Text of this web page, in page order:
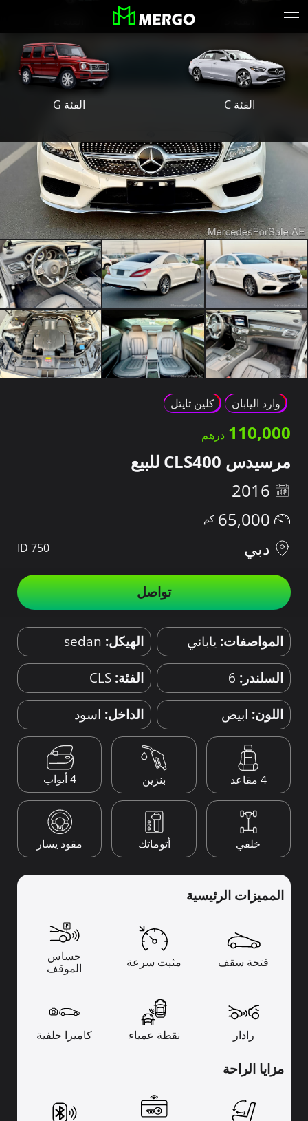
الفئة C الفئة G
وارد اليابان كلين تايتل
110,000
مرسيدس CLS400 للبيع
2016
65,000
دبي
ID 750
تواصل
المواصفات: ياباني الهيكل: sedan
السلندر: 6 الفئة: CLS
اللون: ابيض الداخل: اسود
4 مقاعد بنزين 4 أبواب
خلفي أتوماتك مقود يسار
المميزات الرئيسية
فتحة سقف مثبت سرعة
حساس
الموقف
رادار نقطة عمياء كاميرا خلفية
مزايا الراحة